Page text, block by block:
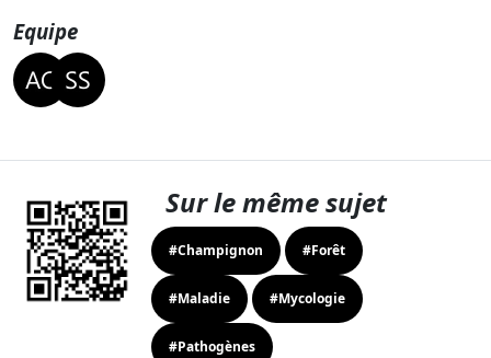
Equipe
Sur le même sujet
#Champignon #Forêt
#Maladie #Mycologie
#Pathogènes